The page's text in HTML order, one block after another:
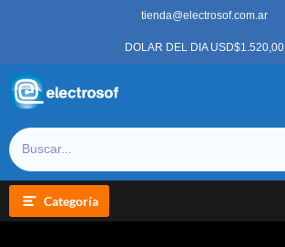
tienda@electrosof.com.ar
DOLAR DEL DIA USD$1.520,00
Categoría